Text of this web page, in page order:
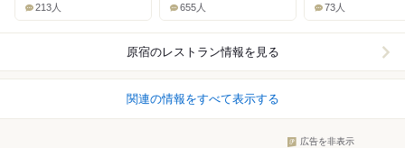
213人 655人 73人
原宿のレストラン情報を見る
関連の情報をすべて表示する
広告を非表示